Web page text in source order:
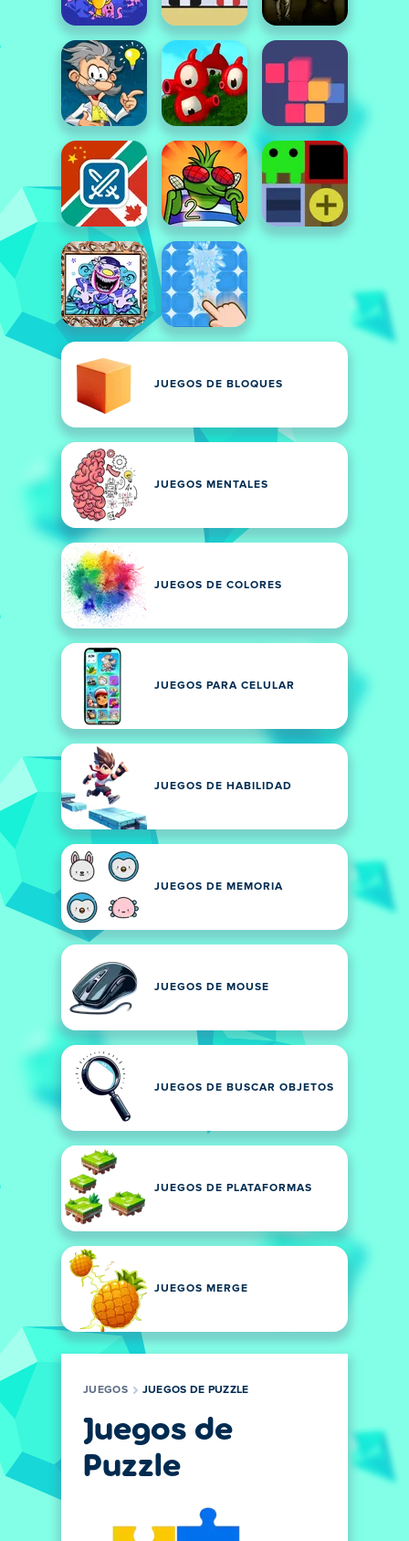
JUEGOS DE BLOQUES
JUEGOS MENTALES
JUEGOS DE COLORES
JUEGOS PARA CELULAR
JUEGOS DE HABILIDAD
JUEGOS DE MEMORIA
JUEGOS DE MOUSE
JUEGOS DE BUSCAR OBJETOS
JUEGOS DE PLATAFORMAS
JUEGOS MERGE
JUEGOS JUEGOS DE PUZZLE
Juegos de
Puzzle